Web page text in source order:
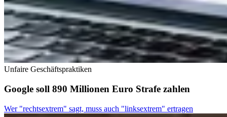
Unfaire Geschäftspraktiken
Google soll 890 Millionen Euro Strafe zahlen
Wer "rechtsextrem" sagt, muss auch "linksextrem" ertragen